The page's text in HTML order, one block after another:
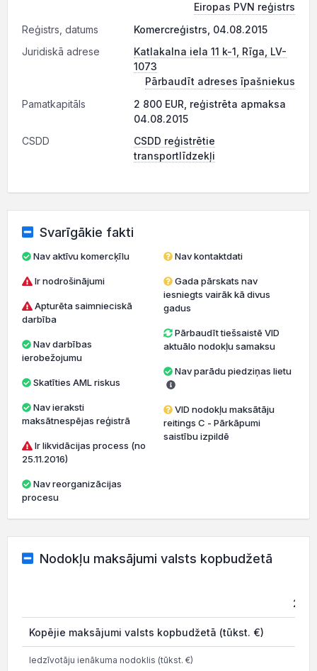
Eiropas PVN reģistrs
Reģistrs, datums
Komercreģistrs, 04.08.2015
Juridiskā adrese
Katlakalna iela 11 k-1, Rīga, LV-
1073
Pārbaudīt adreses īpašniekus
Pamatkapitāls
2 800 EUR, reģistrēta apmaksa
04.08.2015
CSDD
CSDD reģistrētie
transportlīdzekļi
Svarīgākie fakti
Nav aktīvu komercķīlu
Ir nodrošinājumi
darbība
ierobežojumu
Skatīties AML riskus
maksātnespējas reģistrā
25.11.2016)
procesu
Nav kontaktdati
Gada pārskats nav
iesniegts vairāk kā divus
gadus
Pārbaudīt tiešsaistē VID
aktuālo nodokļu samaksu
Nav parādu piedziņas lietu
VID nodokļu maksātāju
reitings C - Pārkāpumi
saistību izpildē
Nodokļu maksājumi valsts kopbudžetā
2025
Kopējie maksājumi valsts kopbudžetā (tūkst. €)
Iedzīvotāju ienākuma nodoklis (tūkst. €)